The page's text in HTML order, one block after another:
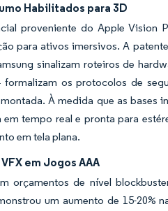
Habilitados para 3D
proveniente do Apple Vision
para ativos imersivos. A
sinalizam roteiros de
formalizam os protocolos de
À medida que as
tempo real e pronta para
em tela plana.
em Jogos AAA
orçamentos de nível
um aumento de 15-20%